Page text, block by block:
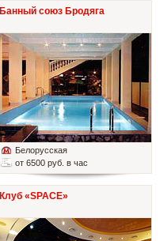
Банный союз Бродяга
Белорусская
от 6500 руб. в час
Клуб «SPACE»